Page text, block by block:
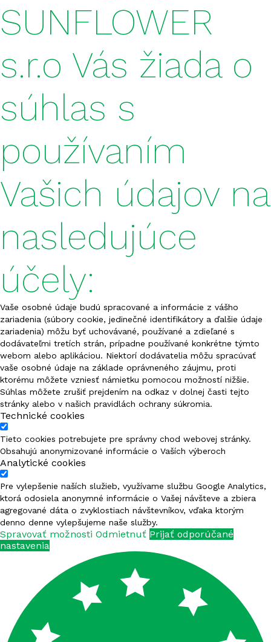
FERTISUN NPK 5-16-20
FERTISUN NPK 5-15-25
FERTISUN NPK 10-20-20
FERTISUN NPK 20-10-10
FERTISUN NP 20-20
FERTISUN NP 20-12
FERTISUN NPK 4-15-20
FERTISUN NPK 4-17-40
FERTISUN NPK 4-20-36
FERTISUN NPK 5-10-25
FERTISUN NPK 5-15-20
FERTISUN NPK 5-18-25
FERTISUN NPK 6-12-24
FERTISUN NPK 7-14-21
FERTISUN NPK 8-6-28
FERTISUN NPK 8-8-34
FERTISUN NPK 8-16-21
FERTISUN NPK 8-25-25
FERTISUN NPK 8-26-24
FERTISUN NPK 8-26-26
SUNFLOWER
s.r.o Vás žiada o
súhlas s
používaním
Vašich údajov na
nasledujúce
účely:
Vaše osobné údaje budú spracované a informácie z vášho
zariadenia (súbory cookie, jedinečné identifikátory a ďalšie údaje
zariadenia) môžu byť uchovávané, používané a zdieľané s
dodávateľmi tretích strán, prípadne používané konkrétne týmto
webom alebo aplikáciou. Niektorí dodávatelia môžu spracúvať
vaše osobné údaje na základe oprávneného záujmu, proti
ktorému môžete vzniesť námietku pomocou možností nižšie.
Súhlas môžete zrušiť prejdením na odkaz v dolnej časti tejto
stránky alebo v našich pravidlách ochrany súkromia.
Technické cookies
Tieto cookies potrebujete pre správny chod webovej stránky.
Obsahujú anonymizované informácie o Vaších výberoch
Analytické cookies
Pre vylepšenie naších služieb, využívame službu Google Analytics,
ktorá odosiela anonymné informácie o Vašej návšteve a zbiera
agregované dáta o zvyklostiach návštevníkov, vďaka ktorým
denno denne vylepšujeme naše služby.
Spravovať možnosti Odmietnuť Prijať odporúčané
nastavenia